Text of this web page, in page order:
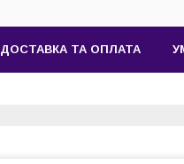
ДОСТАВКА ТА ОПЛАТА